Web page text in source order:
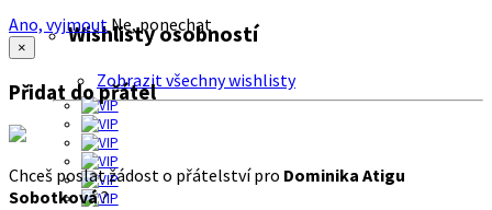
Wishlisty osobností
Zobrazit všechny wishlisty
Ano, vyjmout Ne, ponechat
×
Přidat do přátel
Chceš poslat žádost o přátelství pro Dominika Atigu
Sobotková?